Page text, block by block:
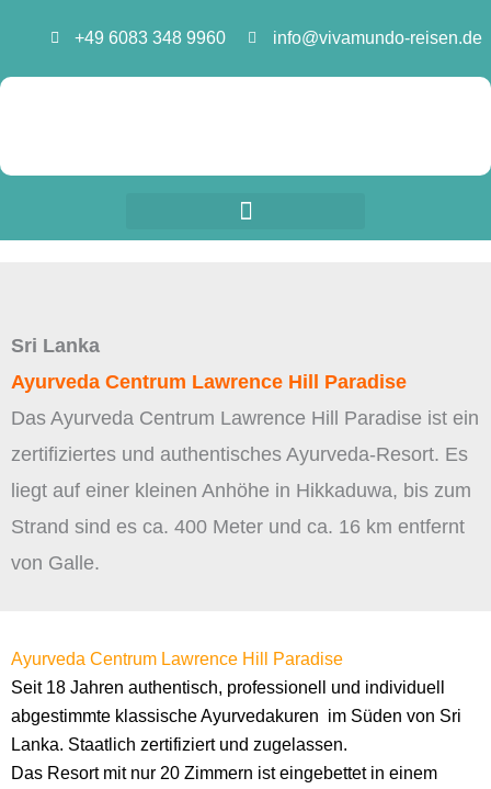
springen
+49 6083 348 9960 info@vivamundo-reisen.de
Sri Lanka
Ayurveda Centrum Lawrence Hill Paradise
Das Ayurveda Centrum Lawrence Hill Paradise ist ein
zertifiziertes und authentisches Ayurveda-Resort. Es
liegt auf einer kleinen Anhöhe in Hikkaduwa, bis zum
Strand sind es ca. 400 Meter und ca. 16 km entfernt
von Galle.
Ayurveda Centrum Lawrence Hill Paradise
Seit 18 Jahren authentisch, professionell und individuell
abgestimmte klassische Ayurvedakuren im Süden von Sri
Lanka. Staatlich zertifiziert und zugelassen.
Das Resort mit nur 20 Zimmern ist eingebettet in einem